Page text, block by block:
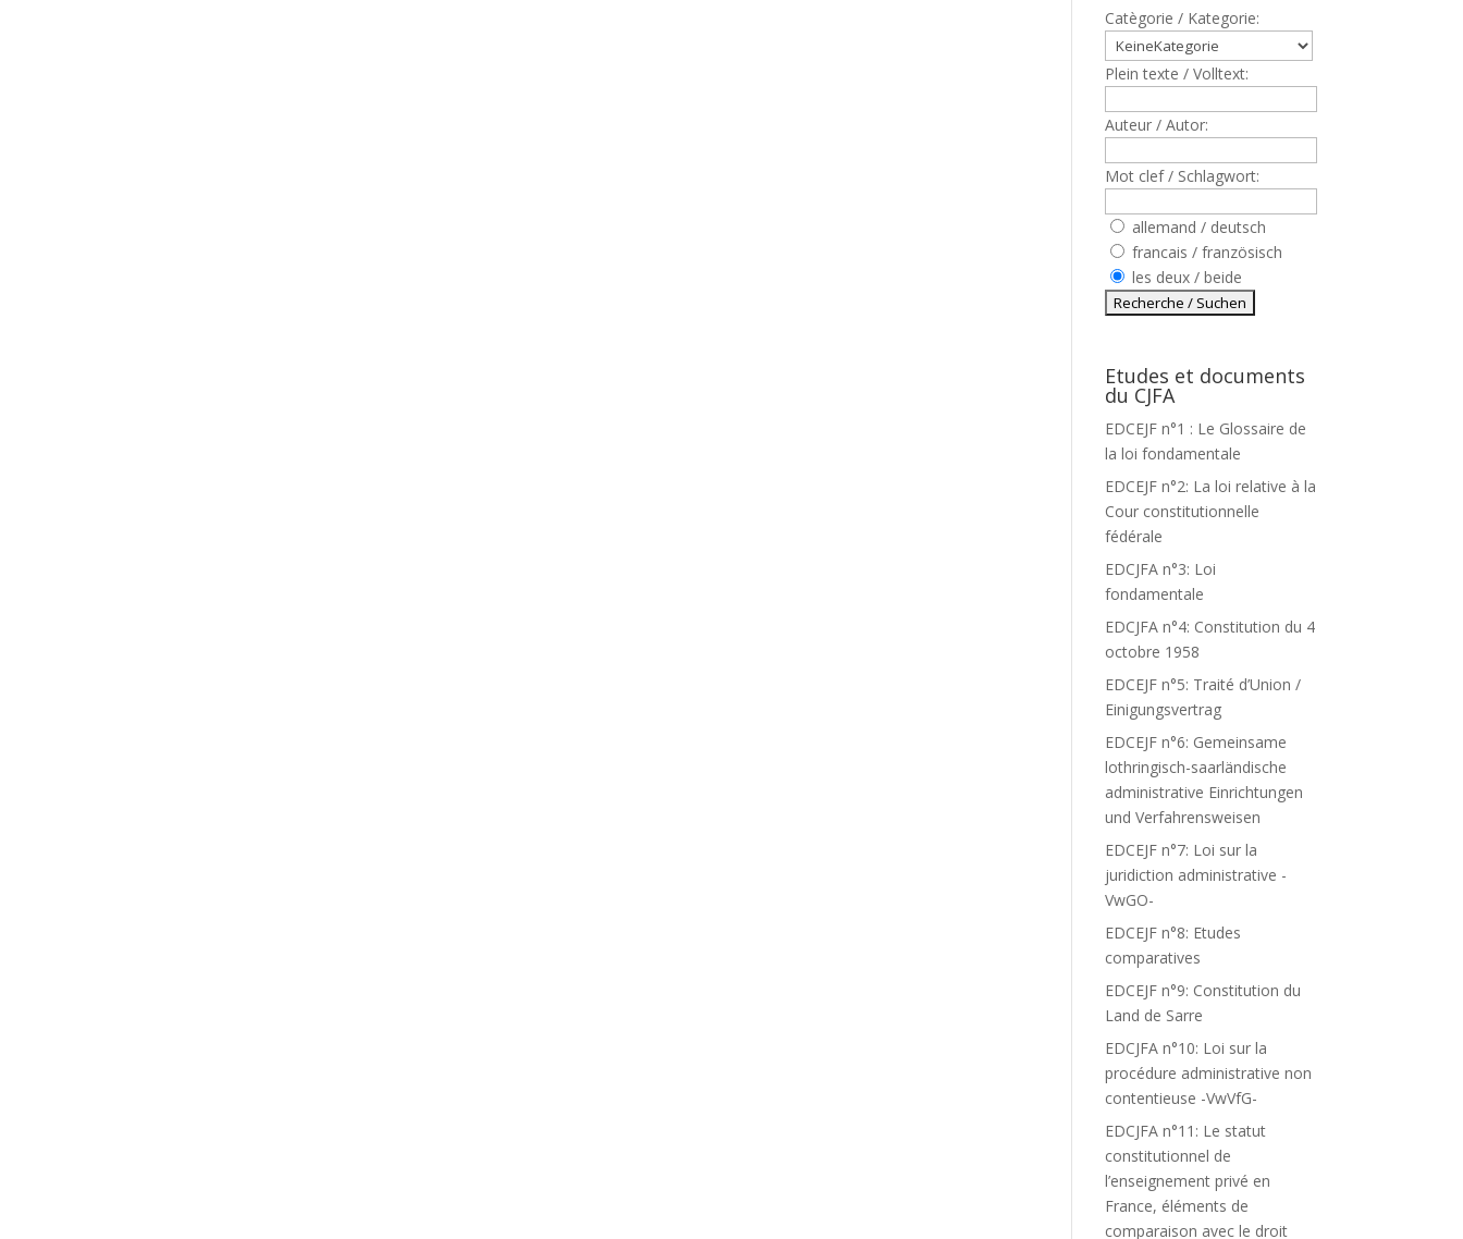
Catègorie / Kategorie:
Plein texte / Volltext:
Auteur / Autor:
Mot clef / Schlagwort:
allemand / deutsch
francais / französisch
les deux / beide
Etudes et documents
du CJFA
EDCEJF n°1 : Le Glossaire de
la loi fondamentale
EDCEJF n°2: La loi relative à la
Cour constitutionnelle
fédérale
EDCJFA n°3: Loi
fondamentale
EDCJFA n°4: Constitution du 4
octobre 1958
EDCEJF n°5: Traité d’Union /
Einigungsvertrag
EDCEJF n°6: Gemeinsame
lothringisch-saarländische
administrative Einrichtungen
und Verfahrensweisen
EDCEJF n°7: Loi sur la
juridiction administrative -
VwGO-
EDCEJF n°8: Etudes
comparatives
EDCEJF n°9: Constitution du
Land de Sarre
EDCJFA n°10: Loi sur la
procédure administrative non
contentieuse -VwVfG-
EDCJFA n°11: Le statut
constitutionnel de
l’enseignement privé en
France, éléments de
comparaison avec le droit